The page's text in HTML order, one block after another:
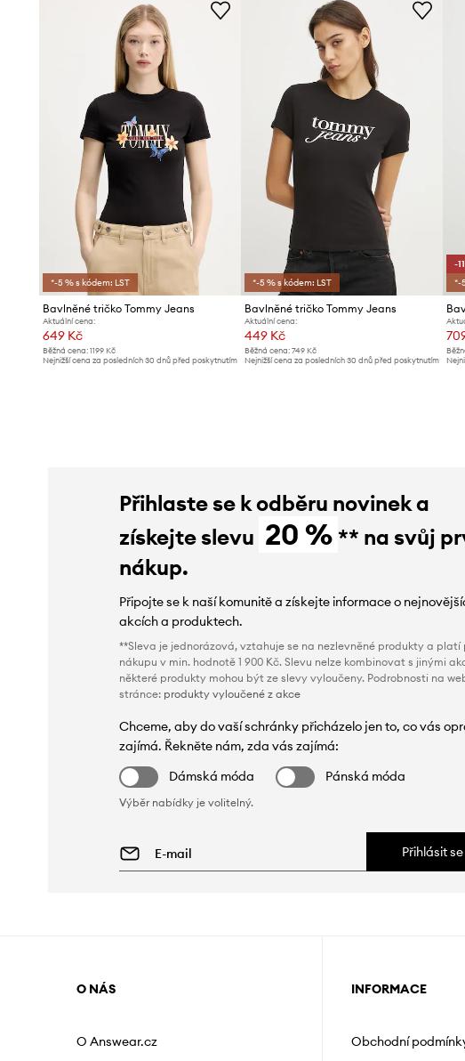
*-5 % s kódem: LST
Bavlněné tričko Tommy Jeans
Aktuální cena:
649 Kč
Běžná cena: 1199 Kč
Nejnižší cena za posledních 30 dnů před poskytnutím
*-5 % s kódem: LST
Bavlněné tričko Tommy Jeans
Aktuální cena:
449 Kč
Běžná cena:749 Kč
Nejnižší cena za posledních 30 dnů před poskytnutím
-
*-
Přihlaste se k odběru novinek a
získejte slevu 20 % ** na svůj
nákup.
Připojte se k naší komunitě a získejte informace o
akcích a produktech.
**Sleva je jednorázová, vztahuje se na nezlevněné produkty a platí
nákupu v min. hodnotě 1 900 Kč. Slevu nelze kombinovat s jinými
některé produkty mohou být ze slevy vyloučeny. Podrobnosti na
stránce: produkty vyloučené z akce
Chceme, aby do vaší schránky přicházelo jen to, co vás
zajímá. Řekněte nám, zda vás zajímá:
Dámská móda
Pánská móda
Výběr nabídky je volitelný.
Přihlásit se
O NÁS
O Answear.cz
INFORMACE
Obchodní